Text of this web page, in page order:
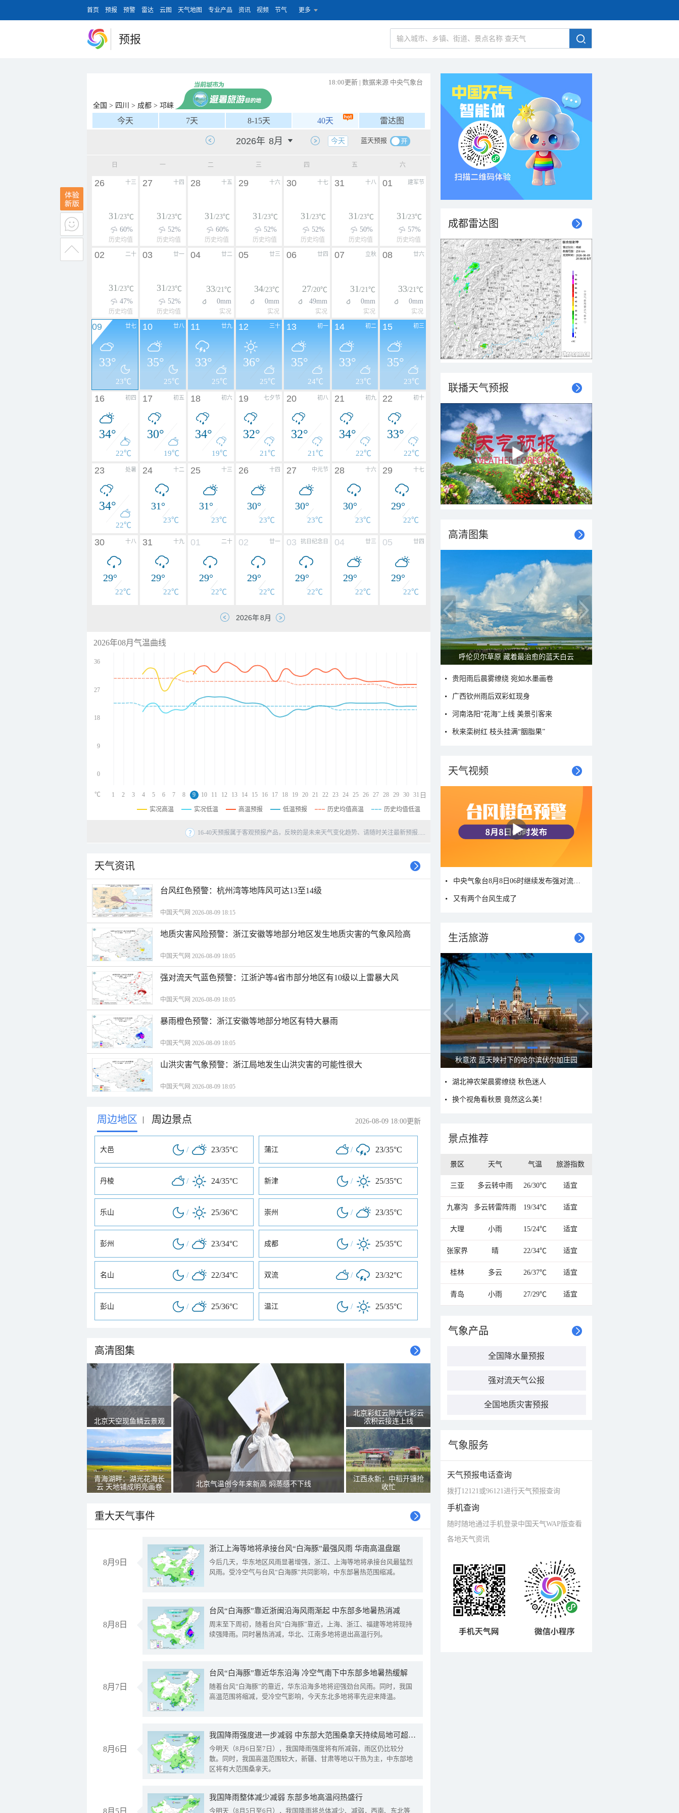
首页 预报 预警 雷达 云图 天气地图 专业产品 资讯 视频 节气 更多
预报
18:00更新 | 数据来源 中央气象台
全国 > 四川 > 成都 > 邛崃
今天 7天 8-15天 40天 雷达图
蓝天预报
今天
日 一 二 三 四 五 六
十三
26
31/23℃
60%
历史均值
十四
27
31/23℃
52%
历史均值
十五
28
31/23℃
60%
历史均值
十六
29
31/23℃
52%
历史均值
十七
30
31/23℃
52%
历史均值
十八
31
31/23℃
50%
历史均值
建军节
01
31/23℃
57%
历史均值
二十
02
31/23℃
47%
历史均值
廿一
03
31/23℃
52%
历史均值
廿二
04
33/21℃
0mm
实况
廿三
05
34/23℃
0mm
实况
廿四
06
27/20℃
49mm
实况
立秋
07
31/21℃
0mm
实况
廿六
08
33/21℃
0mm
实况
廿七
09
33°
23℃
廿八
10
35°
25℃
廿九
11
33°
25℃
三十
12
36°
25℃
初一
13
35°
24℃
初二
14
33°
23℃
初三
15
35°
23℃
初四
16
34°
22℃
初五
17
30°
19℃
初六
18
34°
19℃
七夕节
19
32°
21℃
初八
20
32°
21℃
初九
21
34°
22℃
初十
22
33°
22℃
处暑
23
34°
22℃
十二
24
31°
23℃
十三
25
31°
23℃
十四
26
30°
23℃
中元节
27
30°
23℃
十六
28
30°
23℃
十七
29
29°
22℃
十八
30
29°
22℃
十九
31
29°
22℃
二十
01
29°
22℃
廿一
02
29°
22℃
抗日纪念日
03
29°
22℃
廿三
04
29°
22℃
廿四
05
29°
22℃
2026年08月气温曲线
36
27
18
9
0
1 2 3 4 5 6 7 8 9 10 11 12 13 14 15 16 17 18 19 20 21 22 23 24 25 26 27 28 29 30 31
℃ 日
实况高温 实况低温 高温预报 低温预报 历史均值高温 历史均值低温
16-40天预报属于客观预报产品，反映的是未来天气变化趋势、请随时关注最新预报.....
天气资讯
​台风红色预警：杭州湾等地阵风可达13至14级
中国天气网 2026-08-09 18:15
地质灾害风险预警：浙江安徽等地部分地区发生地质灾害的气象风险高
中国天气网 2026-08-09 18:05
强对流天气蓝色预警：江浙沪等4省市部分地区有10级以上雷暴大风
中国天气网 2026-08-09 18:05
暴雨橙色预警：浙江安徽等地部分地区有特大暴雨
中国天气网 2026-08-09 18:05
山洪灾害气象预警：浙江局地发生山洪灾害的可能性很大
中国天气网 2026-08-09 18:05
周边地区 | 周边景点 2026-08-09 18:00更新
大邑 / 23/35°C 蒲江 / 23/35°C
丹棱 / 24/35°C 新津 / 25/35°C
乐山 / 25/36°C 崇州 / 23/35°C
彭州 / 23/34°C 成都 / 25/35°C
名山 / 22/34°C 双流 / 23/32°C
彭山 / 25/36°C 温江 / 25/35°C
高清图集
北京天空现鱼鳞云景观
青海湖畔：湖光花海长
云 天地铺成明亮画卷
北京气温创今年来新高 焖蒸感不下线
北京彩虹云隙光七彩云
浓积云接连上线
江西永新：中稻开镰抢
收忙
重大天气事件
8月9日
浙江上海等地将承接台风“白海豚”最强风雨 华南高温盘踞
今后几天，华东地区风雨显著增强，浙江、上海等地将承接台风最猛烈
风雨。受冷空气与台风“白海豚”共同影响，中东部暑热范围缩减。
8月8日
台风“白海豚”靠近浙闽沿海风雨渐起 中东部多地暑热消减
周末至下周初，随着台风“白海豚”靠近，上海、浙江、福建等地将现持
续强降雨。同时暑热消减，华北、江南多地将退出高温行列。
8月7日
台风“白海豚”靠近华东沿海 冷空气南下中东部多地暑热缓解
随着台风“白海豚”的靠近，华东沿海多地将迎强劲台风雨。同时，我国
高温范围将缩减，受冷空气影响，今天东北多地将率先迎来降温。
8月6日
我国降雨强度进一步减弱 中东部大范围桑拿天持续局地可超38℃
今明天（8月6日至7日），我国降雨强度将有所减弱，雨区仍比较分
散。同时，我国高温范围较大，新疆、甘肃等地以干热为主，中东部地
区将有大范围桑拿天。
8月5日
我国降雨整体减少减弱 东部多地高温闷热盛行
今明天（8月5日至6日），我国降雨将总体减少、减弱，西南、东北等
成都雷达图
联播天气预报
高清图集
呼伦贝尔草原 藏着最治愈的蓝天白云
贵阳雨后晨雾缭绕 宛如水墨画卷
广西钦州雨后双彩虹现身
河南洛阳“花海”上线 美景引客来
秋来栾树红 枝头挂满“胭脂果”
天气视频
又有两个台风生成了
生活旅游
秋意浓 蓝天映衬下的哈尔滨伏尔加庄园
湖北神农架晨雾缭绕 秋色迷人
换个视角看秋景 竟然这么美！
景点推荐
景区 天气 气温 旅游指数
三亚 多云转中雨 26/30℃ 适宜
九寨沟 多云转雷阵雨 19/34℃ 适宜
大理 小雨 15/24℃ 适宜
张家界 晴 22/34℃ 适宜
桂林 多云 26/37℃ 适宜
青岛 小雨 27/29℃ 适宜
气象产品
全国降水量预报
强对流天气公报
全国地质灾害预报
气象服务
天气预报电话查询
拨打12121或96121进行天气预报查询
手机查询
随时随地通过手机登录中国天气WAP版查看
各地天气资讯